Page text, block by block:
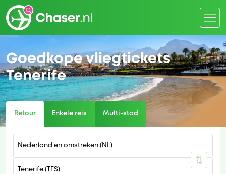
Goedkope vliegtickets
Tenerife
Retour Enkele reis Multi-stad